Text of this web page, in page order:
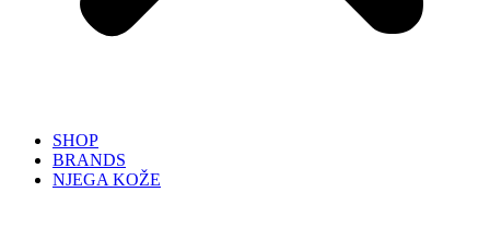
SHOP
BRANDS
NJEGA KOŽE